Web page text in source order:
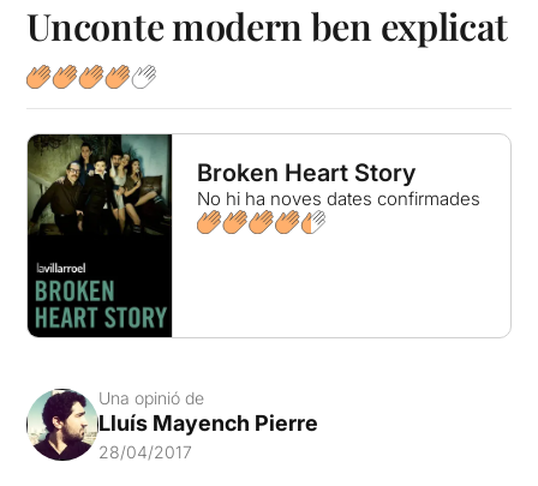
Unconte modern ben explicat
Broken Heart Story
No hi ha noves dates confirmades
Una opinió de
Lluís Mayench Pierre
28/04/2017